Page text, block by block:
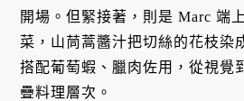
開場。但緊接著，則是 Marc 端
菜，山茼蒿醬汁把切絲的花枝染
搭配葡萄蝦、臘肉佐用，從視覺
疊料理層次。